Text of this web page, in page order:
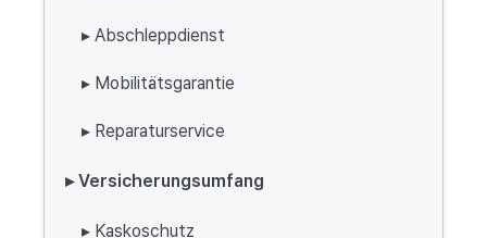
▸ Abschleppdienst
▸ Mobilitätsgarantie
▸ Reparaturservice
▸ Versicherungsumfang
▸ Kaskoschutz